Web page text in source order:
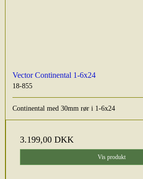
Vector Continental 1-6x24
18-855
Continental med 30mm rør i 1-6x24
3.199,00 DKK
Vis produkt